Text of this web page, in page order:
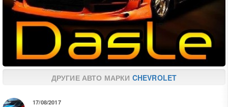
ДРУГИЕ АВТО МАРКИ CHEVROLET
17/08/2017